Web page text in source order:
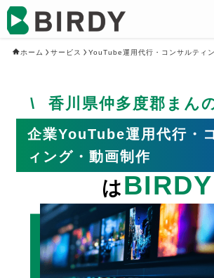
ホーム サービス YouTube運用代行・コンサルティ
香川県仲多度郡まん
企業YouTube運用代行・
ィング・動画制作
はBIRDY